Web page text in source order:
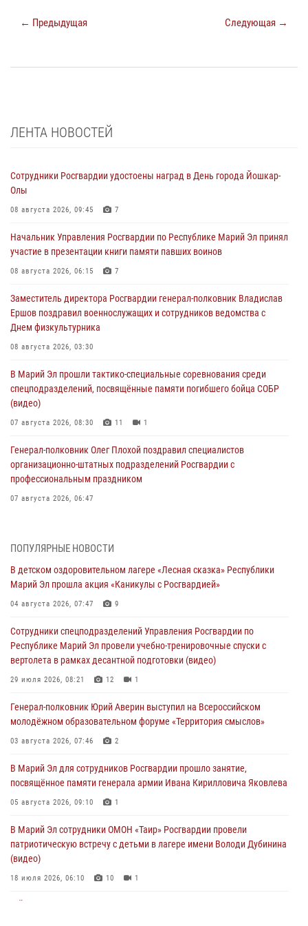
← Предыдущая Следующая →
ЛЕНТА НОВОСТЕЙ
Сотрудники Росгвардии удостоены наград в День города Йошкар-
Олы
08 августа 2026, 09:45 7
Начальник Управления Росгвардии по Республике Марий Эл принял
участие в презентации книги памяти павших воинов
08 августа 2026, 06:15 7
Заместитель директора Росгвардии генерал-полковник Владислав
Ершов поздравил военнослужащих и сотрудников ведомства с
Днем физкультурника
08 августа 2026, 03:30
В Марий Эл прошли тактико-специальные соревнования среди
спецподразделений, посвящённые памяти погибшего бойца СОБР
(видео)
07 августа 2026, 08:30 11 1
Генерал-полковник Олег Плохой поздравил специалистов
организационно-штатных подразделений Росгвардии с
профессиональным праздником
07 августа 2026, 06:47
Всероссийском семинаре в Нижнем Новгороде (видео)
07 августа 2026, 06:25 8 1
Команда «Росгвардия» принимает участие в военно-спортивном
07 августа 2026, 05:43 10
Представитель вневедомственной охраны Управления Росгвардии
по Республике Марий Эл принял участие в учебно-методическом
06 августа 2026, 09:37 10
В Марий Эл сотрудники ЛРР Росгвардии за прошедший месяц
06 августа 2026, 08:00
В Марий Эл сотрудники вневедомственной охраны Росгвардии за
05 августа 2026, 09:44
ПОПУЛЯРНЫЕ НОВОСТИ
В детском оздоровительном лагере «Лесная сказка» Республики
Марий Эл прошла акция «Каникулы с Росгвардией»
04 августа 2026, 07:47 9
Сотрудники спецподразделений Управления Росгвардии по
Республике Марий Эл провели учебно-тренировочные спуски с
вертолета в рамках десантной подготовки (видео)
29 июля 2026, 08:21 12 1
Генерал-полковник Юрий Аверин выступил на Всероссийском
молодёжном образовательном форуме «Территория смыслов»
03 августа 2026, 07:46 2
В Марий Эл для сотрудников Росгвардии прошло занятие,
посвящённое памяти генерала армии Ивана Кирилловича Яковлева
05 августа 2026, 09:10 1
В Марий Эл сотрудники ОМОН «Таир» Росгвардии провели
патриотическую встречу с детьми в лагере имени Володи Дубинина
(видео)
18 июля 2026, 06:10 10 1